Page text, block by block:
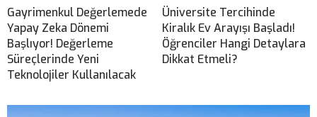
Gayrimenkul Değerlemede
Yapay Zeka Dönemi
Başlıyor! Değerleme
Süreçlerinde Yeni
Teknolojiler Kullanılacak
Üniversite Tercihinde
Kiralık Ev Arayışı Başladı!
Öğrenciler Hangi Detaylara
Dikkat Etmeli?